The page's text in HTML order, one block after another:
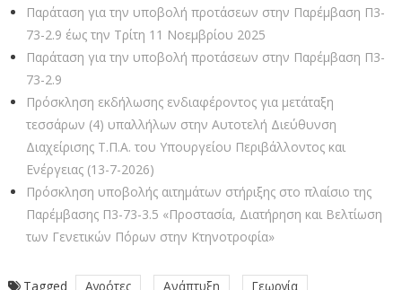
Παράταση για την υποβολή προτάσεων στην Παρέμβαση Π3-
73-2.9 έως την Τρίτη 11 Νοεμβρίου 2025
Παράταση για την υποβολή προτάσεων στην Παρέμβαση Π3-
73-2.9
Πρόσκληση εκδήλωσης ενδιαφέροντος για μετάταξη
τεσσάρων (4) υπαλλήλων στην Αυτοτελή Διεύθυνση
Διαχείρισης Τ.Π.Α. του Υπουργείου Περιβάλλοντος και
Ενέργειας (13-7-2026)
Πρόσκληση υποβολής αιτημάτων στήριξης στο πλαίσιο της
Παρέμβασης Π3-73-3.5 «Προστασία, Διατήρηση και Βελτίωση
των Γενετικών Πόρων στην Κτηνοτροφία»
Tagged Αγρότες Ανάπτυξη
Γεωργία